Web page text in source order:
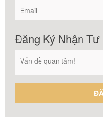
Đăng Ký Nhận Tư